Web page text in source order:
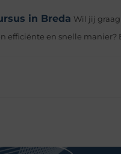
in Breda Wil jij
en snelle manier?